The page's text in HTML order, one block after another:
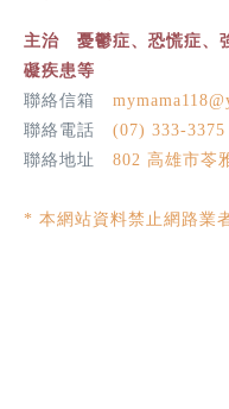
主治 憂鬱症、恐慌症、
礙疾患等
聯絡信箱
聯絡電話 (07) 333-3375
聯絡地址 802 高雄市苓
* 本網站資料禁止網路業